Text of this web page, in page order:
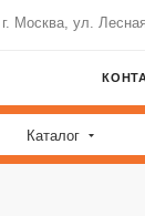
г. Москва, ул.
Каталог